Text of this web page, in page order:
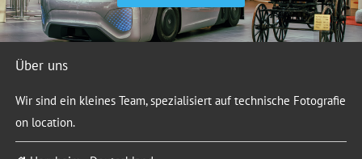
Über uns
Wir sind ein kleines Team, spezialisiert auf technische Fotografie
on location.